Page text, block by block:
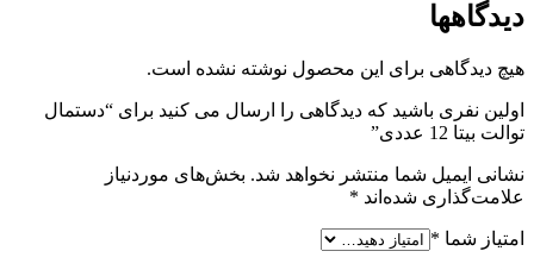
دیدگاهها
هیچ دیدگاهی برای این محصول نوشته نشده است.
اولین نفری باشید که دیدگاهی را ارسال می کنید برای “دستمال
توالت بیتا 12 عددی”
نشانی ایمیل شما منتشر نخواهد شد. بخش‌های موردنیاز
علامت‌گذاری شده‌اند *
امتیاز شما *